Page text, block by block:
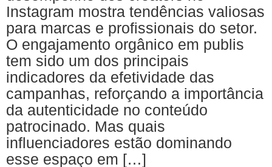
Instagram mostra tendências valiosas
para marcas e profissionais do setor.
O engajamento orgânico em publis
tem sido um dos principais
indicadores da efetividade das
campanhas, reforçando a importância
da autenticidade no conteúdo
patrocinado. Mas quais
influenciadores estão dominando
esse espaço em […]